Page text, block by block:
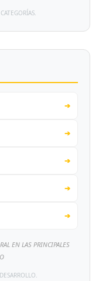
➔
➔
➔
➔
➔
EN LAS PRINCIPALES